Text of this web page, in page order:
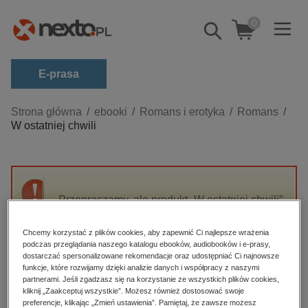
Pokaż/schowaj
wyszukiwarkę
0
E-prasa
Kategorie
Zobacz wszystkie E-prasa
budownictwo, aranżacja wnętrz
darmowe wydania
edukacja
hobby, sport, rozrywka
komputery, internet, technologie, informatyka
Strona główna ebooki Romans i erotyka
Romans
W ostatniej chwili
Przepraszamy, ale produkt „W ostatniej chwili”
High-contrast mode
Polecane
Chcemy korzystać z plików cookies, aby zapewnić Ci najlepsze wrażenia
podczas przeglądania naszego katalogu ebooków, audiobooków i e-prasy,
dostarczać spersonalizowane rekomendacje oraz udostępniać Ci najnowsze
funkcje, które rozwijamy dzięki analizie danych i współpracy z naszymi
partnerami. Jeśli zgadzasz się na korzystanie ze wszystkich plików cookies,
kliknij „Zaakceptuj wszystkie”. Możesz również dostosować swoje
preferencje, klikając „Zmień ustawienia”. Pamiętaj, że zawsze możesz